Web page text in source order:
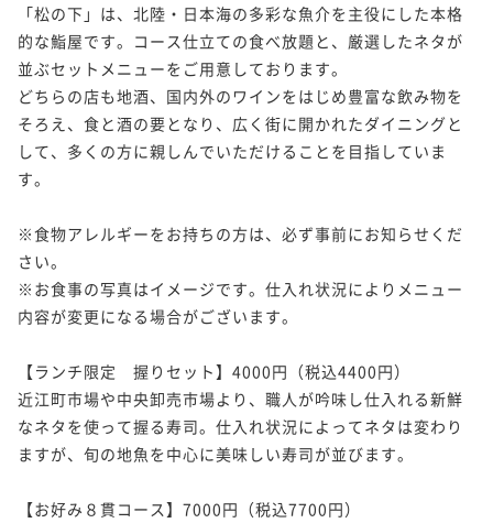
「松の下」は、北陸・日本海の多彩な魚介を主役にした本格
的な鮨屋です。コース仕立ての食べ放題と、厳選したネタが
並ぶセットメニューをご用意しております。
どちらの店も地酒、国内外のワインをはじめ豊富な飲み物を
そろえ、食と酒の要となり、広く街に開かれたダイニングと
して、多くの方に親しんでいただけることを目指していま
す。
※食物アレルギーをお持ちの方は、必ず事前にお知らせくだ
さい。
※お食事の写真はイメージです。仕入れ状況によりメニュー
内容が変更になる場合がございます。
【ランチ限定　握りセット】4000円（税込4400円）
近江町市場や中央卸売市場より、職人が吟味し仕入れる新鮮
なネタを使って握る寿司。仕入れ状況によってネタは変わり
ますが、旬の地魚を中心に美味しい寿司が並びます。
【お好み８貫コース】7000円（税込7700円）